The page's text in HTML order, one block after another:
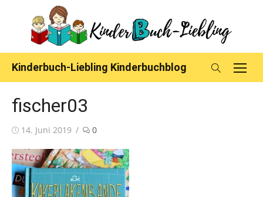
content
Kinderbuch-Liebling Kinderbuchblog
fischer03
Posted
14. Juni 2019 0